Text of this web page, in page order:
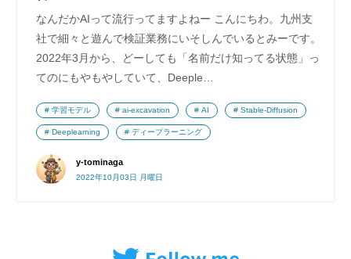
なんだかAIって流行ってますよねー こんにちわ。九州支
社で細々と遊んで検証業務にいそしんでいるとみーです。
2022年3月から、どーしても「名前だけ知ってる状態」っ
てのにもやもやしていて、Deeple…
y-tominaga
2022年10月03日 月曜日
学習モデル ai-excavation AI Stable-Diffusion
Deeplearning ディープラーニング